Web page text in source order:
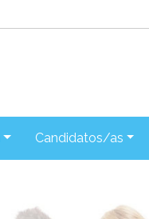
Candidatos/as